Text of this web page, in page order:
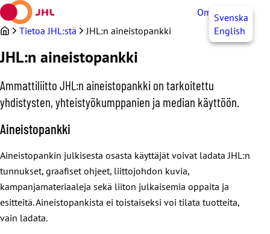
Siirry
sisältöön
OmaJHLSvenska
English
Tietoa JHL:stä JHL:n aineistopankki
JHL:n aineistopankki
Ammattiliitto JHL:n aineistopankki on tarkoitettu
yhdistysten, yhteistyökumppanien ja median käyttöön.
Aineistopankki
Aineistopankin julkisesta osasta käyttäjät voivat ladata JHL:n
tunnukset, graafiset ohjeet, liittojohdon kuvia,
kampanjamateriaaleja sekä liiton julkaisemia oppaita ja
esitteitä. Aineistopankista ei toistaiseksi voi tilata tuotteita,
vain ladata.